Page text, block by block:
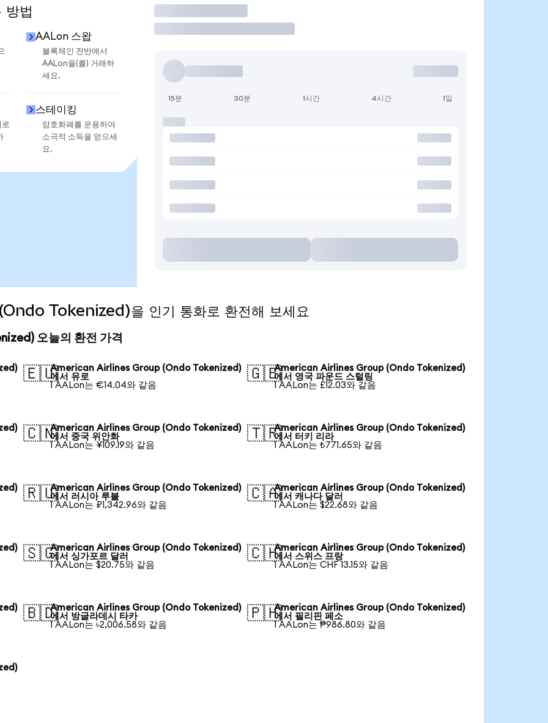
법
AALon 스왑
블록체인 전반에서
AALon을(를) 거래하
세요.
스테이킹
암호화폐를 운용하여
소극적 소득을 얻으세
요.
거래
15분 30분 1시간 4시간 1일
Tokenized)을 인기 통화로 환전해 보세요
오늘의 환전 가격
🇪🇺American Airlines Group (Ondo Tokenized)
에서 유로
1 AALon는 €14.04와 같음
🇬🇧American Airlines Group (Ondo Tokenized)
에서 영국 파운드 스털링
1 AALon는 £12.03와 같음
🇨🇳American Airlines Group (Ondo Tokenized)
에서 중국 위안화
1 AALon는 ¥109.19와 같음
🇹🇷American Airlines Group (Ondo Tokenized)
에서 터키 리라
1 AALon는 ₺771.65와 같음
🇷🇺American Airlines Group (Ondo Tokenized)
에서 러시아 루블
1 AALon는 ₽1,342.96와 같음
🇨🇦American Airlines Group (Ondo Tokenized)
에서 캐나다 달러
1 AALon는 $22.68와 같음
🇸🇬American Airlines Group (Ondo Tokenized)
에서 싱가포르 달러
1 AALon는 $20.75와 같음
🇨🇭American Airlines Group (Ondo Tokenized)
에서 스위스 프랑
1 AALon는 CHF 13.15와 같음
🇧🇩American Airlines Group (Ondo Tokenized)
에서 방글라데시 타카
1 AALon는 ৳2,006.58와 같음
🇵🇭American Airlines Group (Ondo Tokenized)
에서 필리핀 페소
1 AALon는 ₱986.80와 같음